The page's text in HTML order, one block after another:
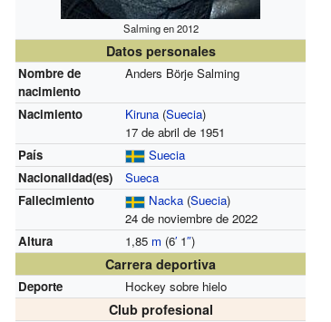
Salming en 2012
Datos personales
Nombre de
nacimiento
Anders Börje Salming
Nacimiento Kiruna (Suecia)
17 de abril de 1951
País
Suecia
Nacionalidad(es)
Sueca
Fallecimiento
Nacka (Suecia)
24 de noviembre de 2022
Altura
1,85 m (6′ 1″)
Carrera deportiva
Deporte Hockey sobre hielo
Club profesional